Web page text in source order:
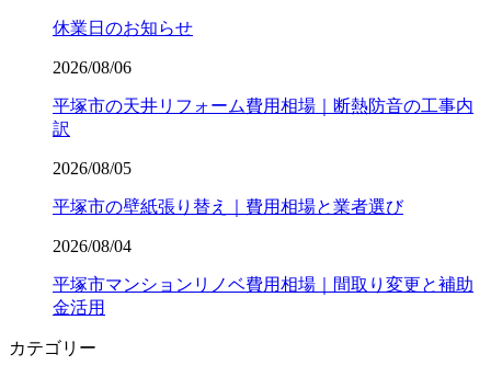
休業日のお知らせ
2026/08/06
平塚市の天井リフォーム費用相場｜断熱防音の工事内
訳
2026/08/05
平塚市の壁紙張り替え｜費用相場と業者選び
2026/08/04
平塚市マンションリノベ費用相場｜間取り変更と補助
金活用
カテゴリー